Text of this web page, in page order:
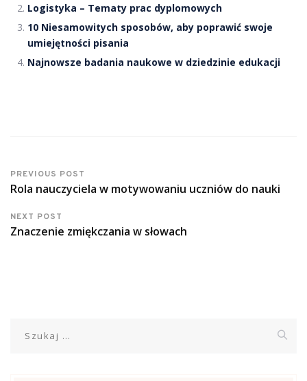
Logistyka – Tematy prac dyplomowych
10 Niesamowitych sposobów, aby poprawić swoje
umiejętności pisania
Najnowsze badania naukowe w dziedzinie edukacji
PREVIOUS POST
Rola nauczyciela w motywowaniu uczniów do nauki
NEXT POST
Znaczenie zmiękczania w słowach